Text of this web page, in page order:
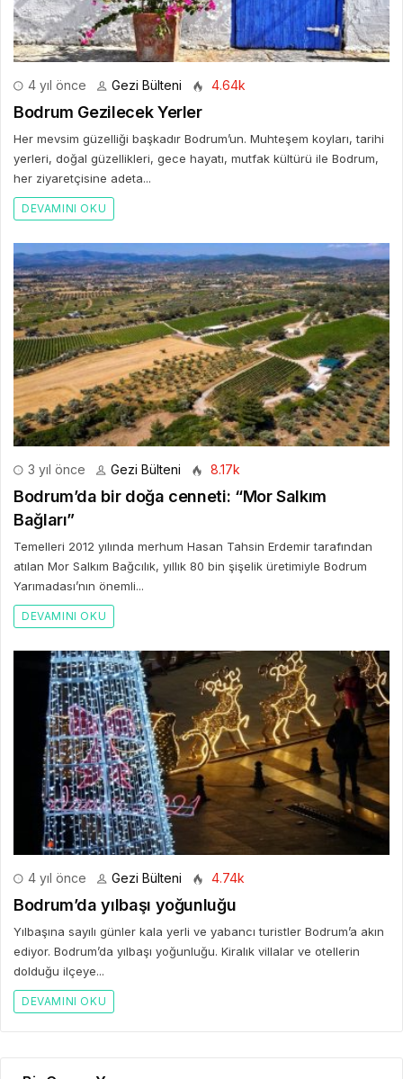
4 yıl önce Gezi Bülteni 4.64k
Bodrum Gezilecek Yerler
Her mevsim güzelliği başkadır Bodrum’un. Muhteşem koyları, tarihi
yerleri, doğal güzellikleri, gece hayatı, mutfak kültürü ile Bodrum,
her ziyaretçisine adeta...
DEVAMINI OKU
3 yıl önce Gezi Bülteni 8.17k
Bodrum’da bir doğa cenneti: “Mor Salkım
Bağları”
Temelleri 2012 yılında merhum Hasan Tahsin Erdemir tarafından
atılan Mor Salkım Bağcılık, yıllık 80 bin şişelik üretimiyle Bodrum
Yarımadası’nın önemli...
DEVAMINI OKU
4 yıl önce Gezi Bülteni 4.74k
Bodrum’da yılbaşı yoğunluğu
Yılbaşına sayılı günler kala yerli ve yabancı turistler Bodrum’a akın
ediyor. Bodrum’da yılbaşı yoğunluğu. Kiralık villalar ve otellerin
dolduğu ilçeye...
DEVAMINI OKU